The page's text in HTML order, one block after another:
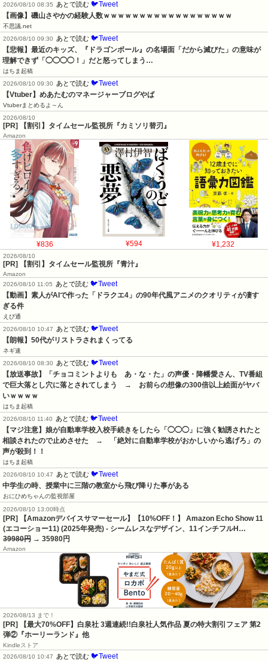
2026/08/10 08:35
あとで読む 🐦Tweet
【画像】磯山さやかの経験人数ｗｗｗｗｗｗｗｗｗｗｗｗｗｗｗｗｗｗ
不思議.net
2026/08/10 09:30
あとで読む 🐦Tweet
【悲報】最近のキッズ、『ドラゴンボール』の名場面「だから滅びた」の意味が
理解できず「◯◯◯◯！」だと怒ってしまう…
はちま起稿
2026/08/10 09:30
あとで読む 🐦Tweet
【Vtuber】めあたむのマネージャーブログやば
Vtuberまとめるよ～ん
2026/08/10
[PR] 【割引】タイムセール監視所『カミソリ替刃』
Amazon
¥836 ¥594 ¥1,232
2026/08/10
[PR] 【割引】タイムセール監視所『青汁』
Amazon
2026/08/10 11:05
あとで読む 🐦Tweet
【動画】素人がAIで作った「ドラクエ4」の90年代風アニメのクオリティが凄す
ぎる件
えび通
2026/08/10 10:47
あとで読む 🐦Tweet
【朗報】50代がリストラされまくってる
ネギ速
2026/08/10 08:30
あとで読む 🐦Tweet
【放送事故】「チョコミントよりも　あ・な・た」の声優・降幡愛さん、TV番組
で巨大落とし穴に落とされてしまう　→　お前らの想像の300倍以上絵面がヤバ
いｗｗｗｗ
はちま起稿
2026/08/10 11:40
あとで読む 🐦Tweet
【マジ注意】娘が自動車学校入校手続きをしたら「◯◯◯」に強く勧誘されたと
相談されたので止めさせた　→　「絶対に自動車学校がおかしいから逃げろ」の
声が殺到！！
はちま起稿
2026/08/10 10:47
あとで読む 🐦Tweet
中学生の時、授業中に三階の教室から飛び降りた事がある
おにひめちゃんの監視部屋
2026/08/10 13:00時点
[PR] 【Amazonデバイスサマーセール】【10%OFF！】 Amazon Echo Show 11
(エコーショー11) (2025年発売) - シームレスなデザイン、11インチフルH…
39980円 → 35980円
Amazon
2026/08/13 まで！
[PR]
【最大70%OFF】白泉社 3週連続!!白泉社人気作品 夏の特大割引フェア 第2
弾②『ホーリーランド』他
Kindleストア
2026/08/10 10:47
あとで読む 🐦Tweet